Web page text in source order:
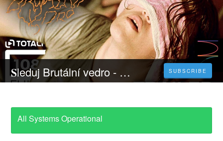
𝐒leduj Brutální vedro - 𝐂elý 𝐅ilm Online 2023 Česky CZ/SK DABING HD Kvalite SUBSCRIBE
All Systems Operational